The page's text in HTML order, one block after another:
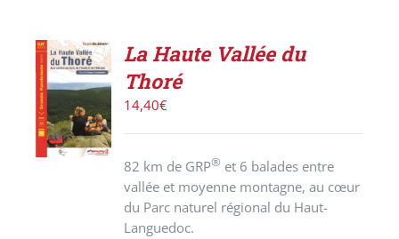
ACHETER
LE
PRODUIT
/
DÉTAILS
La Haute Vallée du
Thoré
14,40€
82 km de GRP® et 6 balades entre
vallée et moyenne montagne, au cœur
du Parc naturel régional du Haut-
Languedoc.